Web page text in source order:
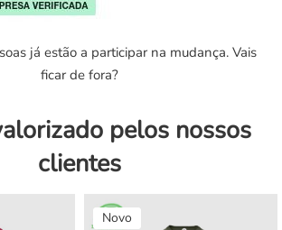
já estão a participar na mudança. Vais
ficar de fora?
pelos nossos
clientes
Novo
Novo